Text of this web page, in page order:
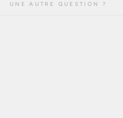
UNE AUTRE QUESTION ?